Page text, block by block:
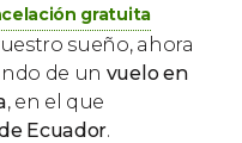
gratuita
sueño, ahora
de un vuelo en
, en el que
Ecuador.